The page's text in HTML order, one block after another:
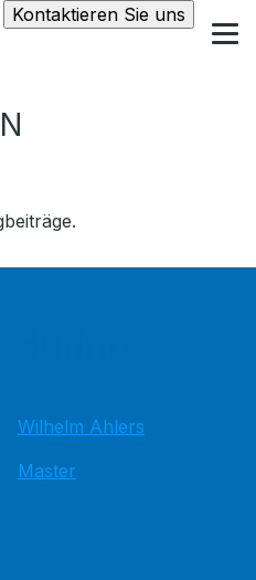
Kontaktieren Sie uns
Wilhelm Ahlers
Master